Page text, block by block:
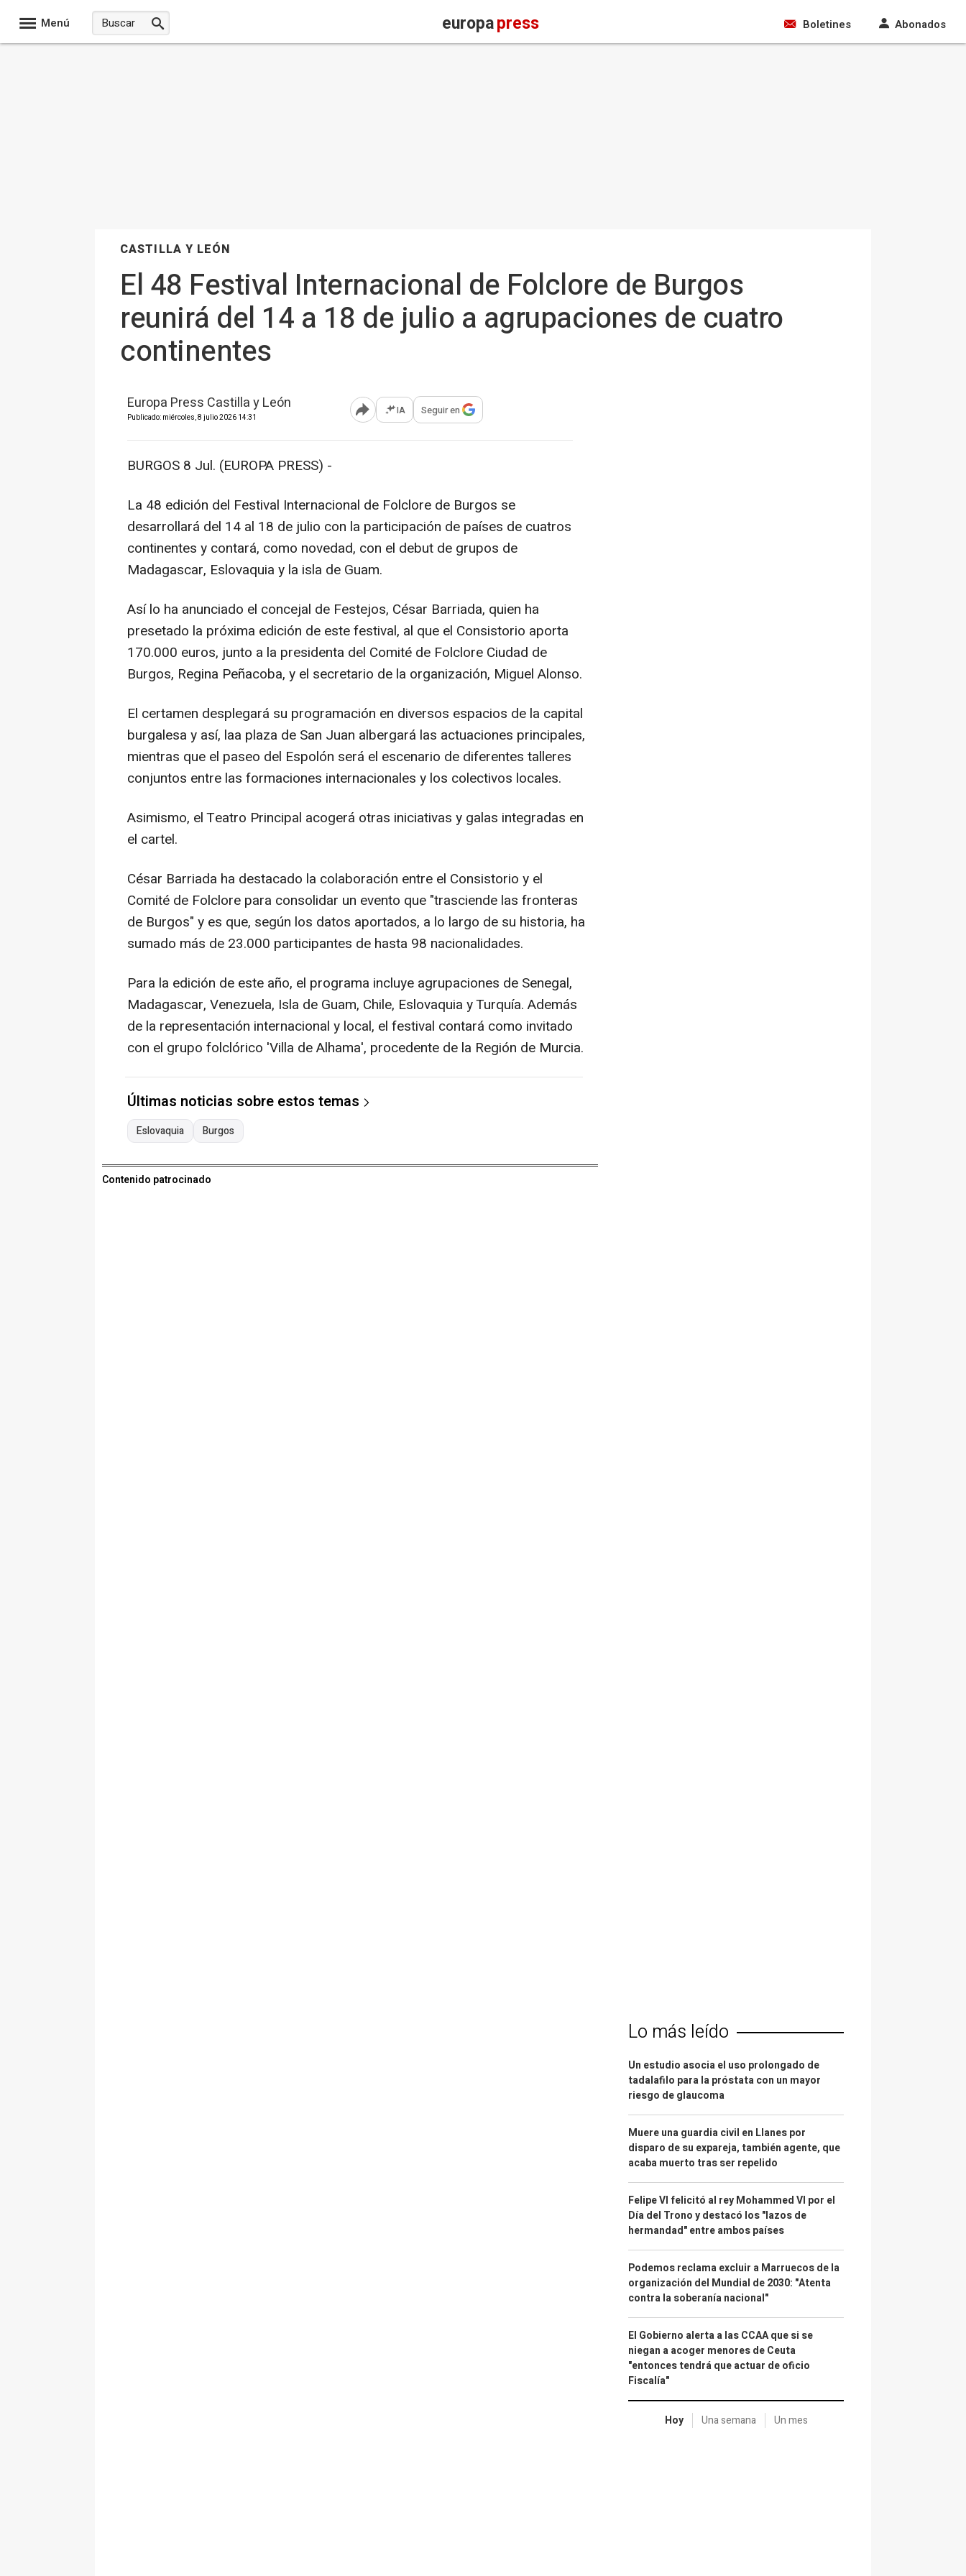
Menú europapress Boletines Abonados
CASTILLA Y LEÓN
El 48 Festival Internacional de Folclore de Burgos
reunirá del 14 a 18 de julio a agrupaciones de cuatro
continentes
Europa Press Castilla y León
Publicado: miércoles, 8 julio 2026 14:31 Abrir opciones para compartir
IA Seguir en
BURGOS 8 Jul. (EUROPA PRESS) -
La 48 edición del Festival Internacional de Folclore de Burgos se
desarrollará del 14 al 18 de julio con la participación de países de cuatros
continentes y contará, como novedad, con el debut de grupos de
Madagascar, Eslovaquia y la isla de Guam.
Así lo ha anunciado el concejal de Festejos, César Barriada, quien ha
presetado la próxima edición de este festival, al que el Consistorio aporta
170.000 euros, junto a la presidenta del Comité de Folclore Ciudad de
Burgos, Regina Peñacoba, y el secretario de la organización, Miguel Alonso.
El certamen desplegará su programación en diversos espacios de la capital
burgalesa y así, laa plaza de San Juan albergará las actuaciones principales,
mientras que el paseo del Espolón será el escenario de diferentes talleres
conjuntos entre las formaciones internacionales y los colectivos locales.
Asimismo, el Teatro Principal acogerá otras iniciativas y galas integradas en
el cartel.
César Barriada ha destacado la colaboración entre el Consistorio y el
Comité de Folclore para consolidar un evento que "trasciende las fronteras
de Burgos" y es que, según los datos aportados, a lo largo de su historia, ha
sumado más de 23.000 participantes de hasta 98 nacionalidades.
Para la edición de este año, el programa incluye agrupaciones de Senegal,
Madagascar, Venezuela, Isla de Guam, Chile, Eslovaquia y Turquía. Además
de la representación internacional y local, el festival contará como invitado
con el grupo folclórico 'Villa de Alhama', procedente de la Región de Murcia.
Últimas noticias sobre estos temas
Eslovaquia Burgos
Contenido patrocinado
Lo más leído
Un estudio asocia el uso prolongado de
tadalafilo para la próstata con un mayor
riesgo de glaucoma
Muere una guardia civil en Llanes por
disparo de su expareja, también agente, que
acaba muerto tras ser repelido
Felipe VI felicitó al rey Mohammed VI por el
Día del Trono y destacó los "lazos de
hermandad" entre ambos países
Podemos reclama excluir a Marruecos de la
organización del Mundial de 2030: "Atenta
contra la soberanía nacional"
El Gobierno alerta a las CCAA que si se
niegan a acoger menores de Ceuta
"entonces tendrá que actuar de oficio
Fiscalía"
Hoy Una semana Un mes